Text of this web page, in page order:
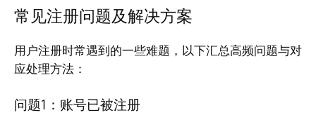
常见注册问题及解决方案
用户注册时常遇到的一些难题，以下汇总高频问题与对
应处理方法：
问题1：账号已被注册